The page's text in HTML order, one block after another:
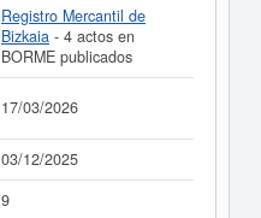
Registro Mercantil de
Bizkaia - 4 actos en
BORME publicados
17/03/2026
03/12/2025
9